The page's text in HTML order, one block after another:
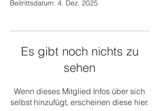
Beitrittsdatum: 4. Dez. 2025
Es gibt noch nichts zu
sehen
Wenn dieses Mitglied Infos über sich
selbst hinzufügt, erscheinen diese hier.